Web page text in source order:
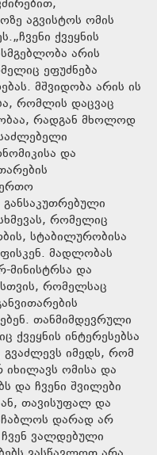
აგვისტოს ომის
ქვეყნის
არის
ეფუძნება
მშვიდობა არის ის
რომლის დაცვაც
რადგან მხოლოდ
და
განსაკუთრებული
რომელიც
სტაბილურობისა
მადლობას
მინისტრსა და
რომელსაც
თანმიმდევრული
ინტერესებსა
გვაძლევს იმედს, რომ
ომისა და
და ჩვენი შვილები
თავისუფალ და
დარად არ
ჩვენ ვალდებული